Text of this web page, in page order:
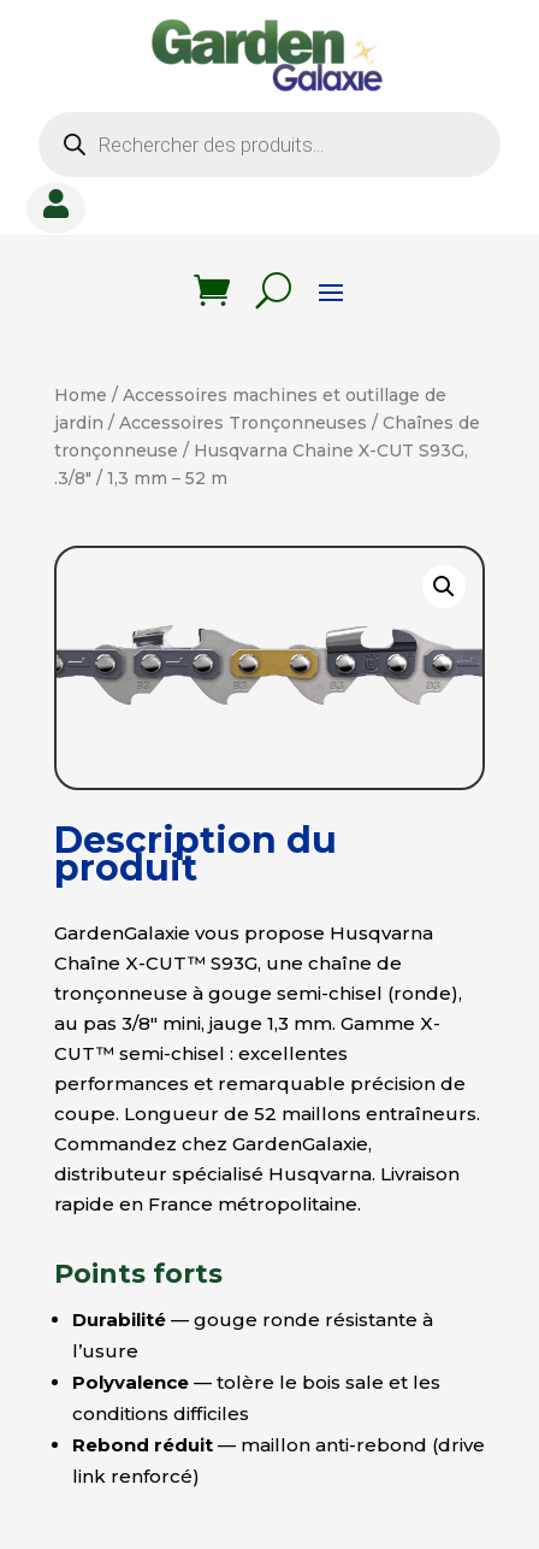
produits

Home / Accessoires machines et outillage de
jardin / Accessoires Tronçonneuses / Chaînes de
tronçonneuse / Husqvarna Chaine X-CUT S93G,
.3/8″ / 1,3 mm – 52 m
Description du
produit
GardenGalaxie vous propose Husqvarna
Chaîne X-CUT™ S93G, une chaîne de
tronçonneuse à gouge semi-chisel (ronde),
au pas 3/8″ mini, jauge 1,3 mm. Gamme X-
CUT™ semi-chisel : excellentes
performances et remarquable précision de
coupe. Longueur de 52 maillons entraîneurs.
Commandez chez GardenGalaxie,
distributeur spécialisé Husqvarna. Livraison
rapide en France métropolitaine.
Points forts
Durabilité— gouge ronde résistante à
l’usure
Polyvalence— tolère le bois sale et les
conditions difficiles
Rebond réduit— maillon anti-rebond (drive
link renforcé)